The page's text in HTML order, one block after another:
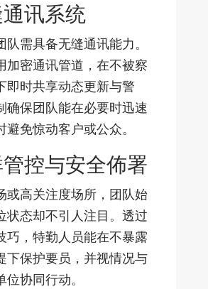
讯系统
队需具备无缝通讯能力。
加密通讯管道，在不被察
即时共享动态更新与警
确保团队能在必要时迅速
避免惊动客户或公众。
管控与安全佈署
或高关注度场所，团队始
状态却不引人注目。透过
巧，特勤人员能在不暴露
下保护要员，并视情况与
协同行动。